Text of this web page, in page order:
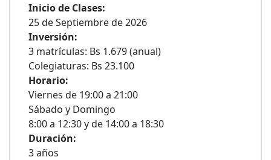
Inicio de Clases:
25 de Septiembre de 2026
Inversión:
3 matrículas: Bs 1.679 (anual)
Colegiaturas: Bs 23.100
Horario:
Viernes de 19:00 a 21:00
Sábado y Domingo
8:00 a 12:30 y de 14:00 a 18:30
Duración:
3 años